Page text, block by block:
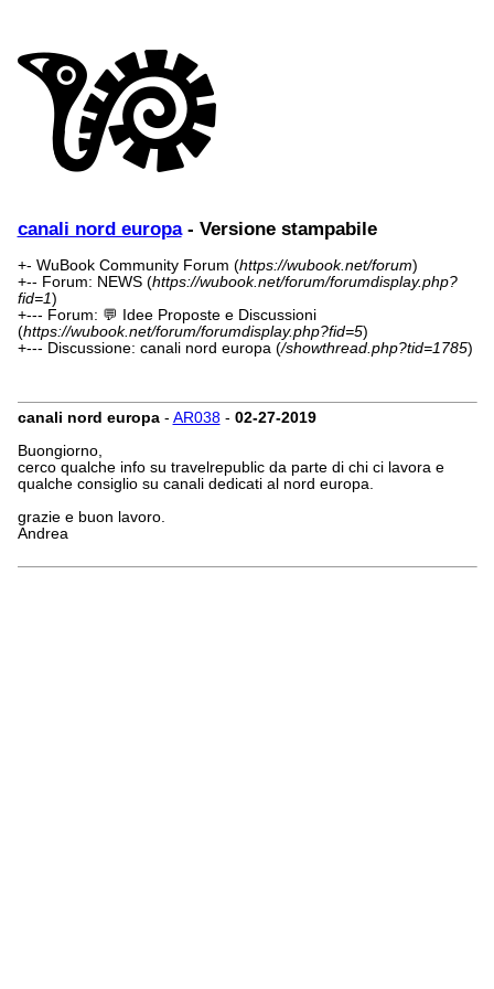
canali nord europa- Versione stampabile
+- WuBook Community Forum (https://wubook.net/forum)
+-- Forum: NEWS (https://wubook.net/forum/forumdisplay.php?
fid=1)
+--- Forum: 💬 Idee Proposte e Discussioni
(https://wubook.net/forum/forumdisplay.php?fid=5)
+--- Discussione: canali nord europa (/showthread.php?tid=1785)
canali nord europa- AR038- 02-27-2019
Buongiorno,
cerco qualche info su travelrepublic da parte di chi ci lavora e
qualche consiglio su canali dedicati al nord europa.
grazie e buon lavoro.
Andrea